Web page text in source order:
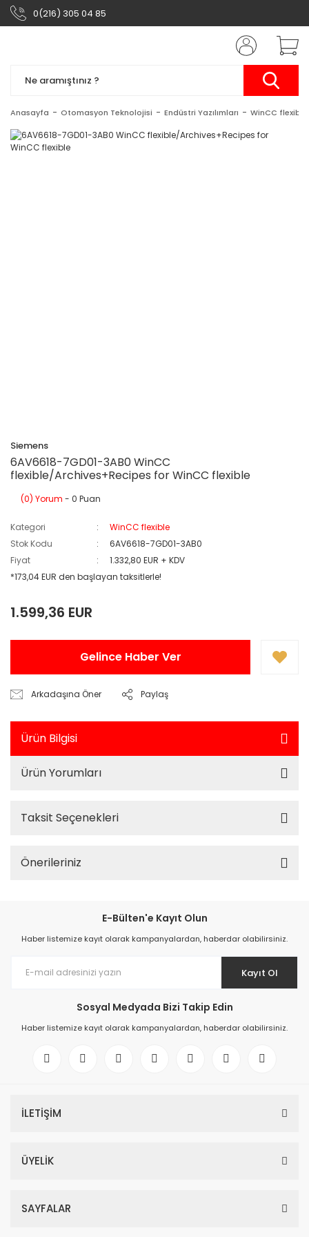
0(216) 305 04 85
Anasayfa Otomasyon Teknolojisi Endüstri Yazılımları WinCC flexible
Siemens
6AV6618-7GD01-3AB0 WinCC
flexible/Archives+Recipes for WinCC flexible
(0) Yorum - 0 Puan
Kategori
WinCC flexible
Stok Kodu
6AV6618-7GD01-3AB0
Fiyat
1.332,80 EUR + KDV
*173,04 EUR den başlayan taksitlerle!
1.599,36 EUR
Gelince Haber Ver
Arkadaşına Öner Paylaş
Ürün Bilgisi
Ürün Yorumları
Taksit Seçenekleri
Önerileriniz
E-Bülten'e Kayıt Olun
Haber listemize kayıt olarak kampanyalardan, haberdar olabilirsiniz.
Kayıt Ol
Sosyal Medyada Bizi Takip Edin
Haber listemize kayıt olarak kampanyalardan, haberdar olabilirsiniz.
İLETİŞİM
ÜYELİK
SAYFALAR